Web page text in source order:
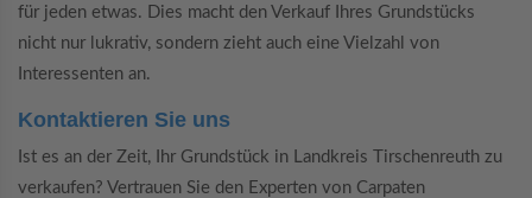
für jeden etwas. Dies macht den Verkauf Ihres Grundstücks
nicht nur lukrativ, sondern zieht auch eine Vielzahl von
Interessenten an.
Kontaktieren Sie uns
Ist es an der Zeit, Ihr Grundstück in Landkreis Tirschenreuth zu
verkaufen? Vertrauen Sie den Experten von Carpaten